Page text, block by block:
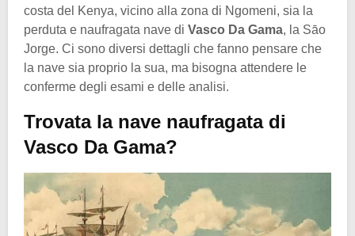
costa del Kenya, vicino alla zona di Ngomeni, sia la
perduta e naufragata nave di Vasco Da Gama, la Sāo
Jorge. Ci sono diversi dettagli che fanno pensare che
la nave sia proprio la sua, ma bisogna attendere le
conferme degli esami e delle analisi.
Trovata la nave naufragata di
Vasco Da Gama?